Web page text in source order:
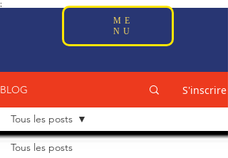
;
ME
NU
BLOG S'inscrire
Tous les posts
Tous les posts